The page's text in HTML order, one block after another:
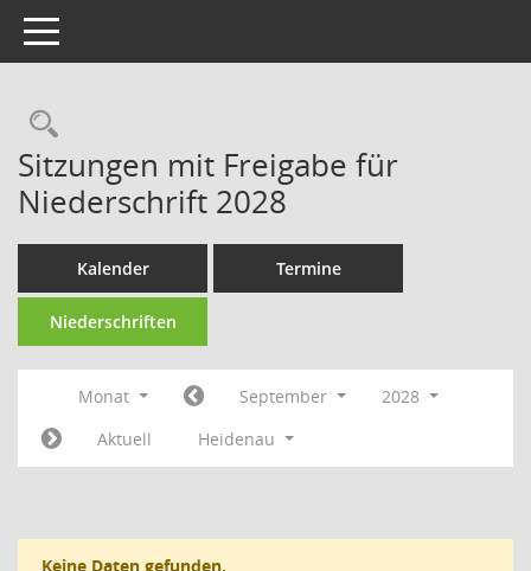
Toggle navigation
Rechercheauswahl
Sitzungen mit Freigabe für
Niederschrift 2028
Kalender Termine
Niederschriften
Monat September
2028
Aktuell
Heidenau
Keine Daten gefunden.